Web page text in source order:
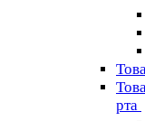
рта